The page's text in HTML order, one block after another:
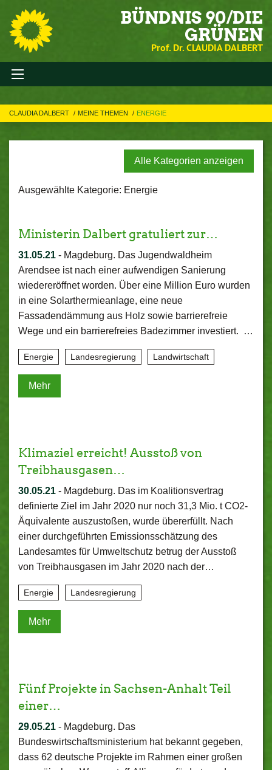
BÜNDNIS 90/DIE
GRÜNEN
Prof. Dr. CLAUDIA DALBERT
CLAUDIA DALBERT MEINE THEMEN ENERGIE
Alle Kategorien anzeigen
Ausgewählte Kategorie: Energie
Ministerin Dalbert gratuliert zur…
31.05.21 - Magdeburg. Das Jugendwaldheim
Arendsee ist nach einer aufwendigen Sanierung
wiedereröffnet worden. Über eine Million Euro wurden
in eine Solarthermieanlage, eine neue
Fassadendämmung aus Holz sowie barrierefreie
Wege und ein barrierefreies Badezimmer investiert. …
Energie Landesregierung Landwirtschaft
Mehr
Klimaziel erreicht! Ausstoß von
Treibhausgasen…
30.05.21 - Magdeburg. Das im Koalitionsvertrag
definierte Ziel im Jahr 2020 nur noch 31,3 Mio. t CO2-
Äquivalente auszustoßen, wurde übererfüllt. Nach
einer durchgeführten Emissionsschätzung des
Landesamtes für Umweltschutz betrug der Ausstoß
von Treibhausgasen im Jahr 2020 nach der…
Energie Landesregierung
Mehr
Fünf Projekte in Sachsen-Anhalt Teil
einer…
29.05.21 - Magdeburg. Das
Bundeswirtschaftsministerium hat bekannt gegeben,
dass 62 deutsche Projekte im Rahmen einer großen